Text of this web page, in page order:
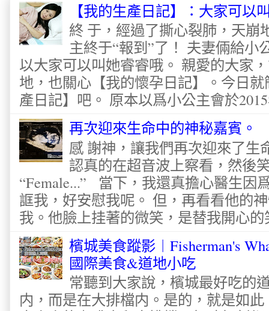
【我的生產日記】：大家可以
終 于，經過了撕心裂肺，天崩
主終于“報到”了！ 夫妻倆給小
以大家可以叫她睿睿哦。 親愛的大家
地，也關心【我的懷孕日記】。今日
產日記】吧。 原本以爲小公主會於
再次迎來生命中的神秘嘉賓。
感 謝神，讓我們再次迎來了生
認真的在超音波上察看，然後
“Female...” 當下，我還真擔心醫生因
誆我，好安慰我呢。 但，再看看他的
我。他臉上挂著的微笑，是替我開心的
檳城美食蹤影︱Fisherman's
國際美食&道地小吃
常聽到大家說，檳城最好吃的
内，而是在大排檔内。是的，就是如